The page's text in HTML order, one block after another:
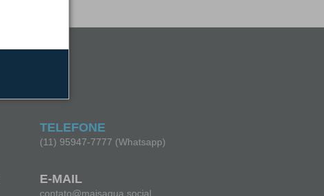
TELEFONE
(11) 95947-7777 (Whatsapp)
E-MAIL
contato@maisagua.social